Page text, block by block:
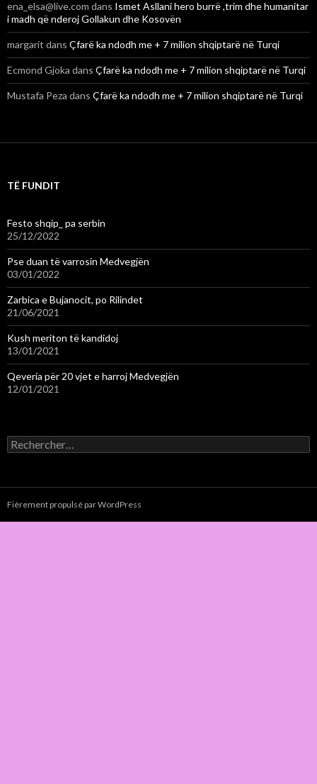
ena_elsa@live.com dans Ismet Asllani hero burrë ,trim dhe humanitar
i madh që nderoj Gollakun dhe Kosovën
margarit dans Çfarë ka ndodh me + 7 milion shqiptarë në Turqi
Ecmond Gjoka dans Çfarë ka ndodh me + 7 milion shqiptarë në Turqi
Mustafa Peza dans Çfarë ka ndodh me + 7 milion shqiptarë në Turqi
TË FUNDIT
Festo shqip_ pa serbin
25/12/2022
Pse duan të varrosin Medvegjën
03/01/2022
Zarbica e Bujanocit, po Rilindet
21/06/2021
Kush meriton të kandidoj
13/01/2021
Qeveria për 20 vjet e harroj Medvegjën
12/01/2021
Rechercher :
Fièrement propulsé par WordPress